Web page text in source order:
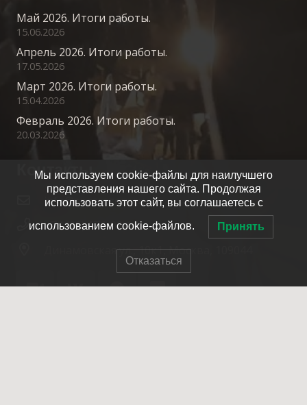
Май 2026. Итоги работы.
15.06.2026
Апрель 2026. Итоги работы.
17.05.2026
Март 2026. Итоги работы.
15.04.2026
Февраль 2026. Итоги работы.
20.03.2026
Контакты
info@spasrezerv.ru
+7 (495) 676-02-06
Динамовская ул., 10к1, Москва, 109044
Мы используем cookie-файлы для наилучшего
представления нашего сайта. Продолжая
использовать этот сайт, вы соглашаетесь с
использованием cookie-файлов. Принять
Отказаться